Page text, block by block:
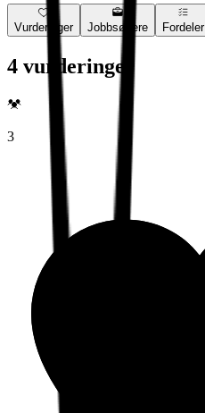
Vurderinger Jobbsøkere Fordeler
4 vurderinger
3